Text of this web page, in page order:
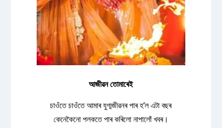
আজীৱন তোমাৰেই
চাওঁতে চাওঁতে আমাৰ যুগ্মজীৱনৰ পাৰ হ’ল এটা বছৰ
কেনেকৈনো পলকতে পাৰ কৰিলো নাপালোঁ খবৰ।